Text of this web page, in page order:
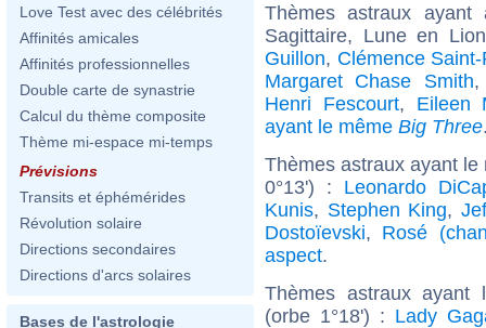
Love Test avec des célébrités
Affinités amicales
Affinités professionnelles
Double carte de synastrie
Calcul du thème composite
Thème mi-espace mi-temps
Prévisions
Transits et éphémérides
Révolution solaire
Directions secondaires
Directions d'arcs solaires
Bases de l'astrologie
Thèmes astraux
Sagittaire, Lune en
Guillon, Clémence
Margaret Chase Smith
Henri Fescourt, Eileen
ayant le même Big Three
Thèmes astraux ayant
0°13') : Leonardo
Kunis, Stephen King,
Dostoïevski, Rosé
aspect.
Thèmes astraux ayant
(orbe 1°18') : Lady